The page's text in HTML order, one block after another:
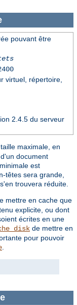
pouvant être
virtuel, répertoire,
2.4.5 du serveur
maximale, en
document
est
têtes sera grande,
trouvera réduite.
mettre en cache que
explicite, ou dont
écrites en une
de mettre en
pour pouvoir